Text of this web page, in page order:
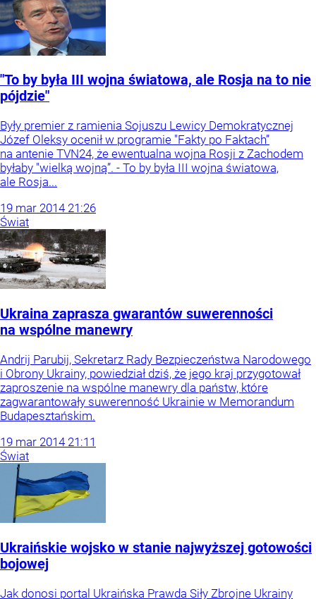
"To by była III wojna światowa, ale Rosja na to nie
pójdzie"
Były premier z ramienia Sojuszu Lewicy Demokratycznej
Józef Oleksy ocenił w programie "Fakty po Faktach”
na antenie TVN24, że ewentualna wojna Rosji z Zachodem
byłaby "wielką wojną”. - To by była III wojna światowa,
ale Rosja...
19 mar 2014 21:26
Świat
Ukraina zaprasza gwarantów suwerenności
na wspólne manewry
Andrij Parubij, Sekretarz Rady Bezpieczeństwa Narodowego
i Obrony Ukrainy, powiedział dziś, że jego kraj przygotował
zaproszenie na wspólne manewry dla państw, które
zagwarantowały suwerenność Ukrainie w Memorandum
Budapesztańskim.
19 mar 2014 21:11
Świat
Ukraińskie wojsko w stanie najwyższej gotowości
bojowej
Jak donosi portal Ukraińska Prawda Siły Zbrojne Ukrainy